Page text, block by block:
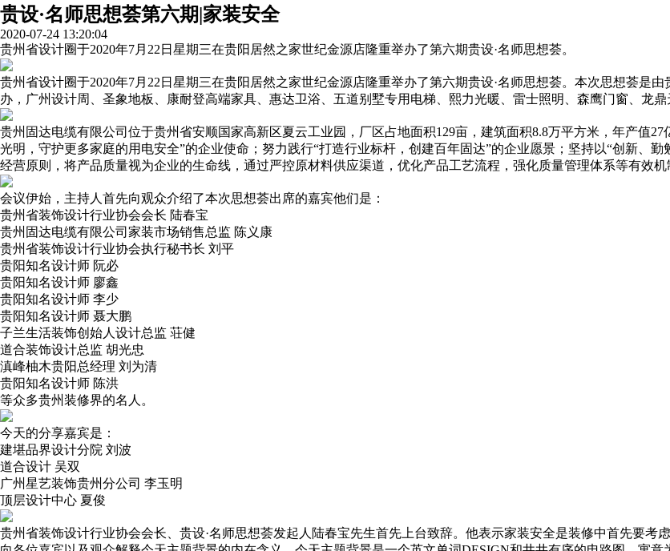
贵设·名师思想荟第六期|家装安全
2020-07-24 13:20:04
贵州省设计圈于2020年7月22日星期三在贵阳居然之家世纪金源店隆重举办了第六期贵设·名师思想荟。
贵州省设计圈于2020年7月22日星期三在贵阳居然之家世纪金源店隆重举办了第六期贵设·名师思想荟。本次思想荟是
办，广州设计周、圣象地板、康耐登高端家具、惠达卫浴、五道别墅专用电梯、熙力光暖、雷士照明、森鹰门窗、龙
贵州固达电缆有限公司位于贵州省安顺国家高新区夏云工业园，厂区占地面积129亩，建筑面积8.8万平方米，年产值
光明，守护更多家庭的用电安全”的企业使命；努力践行“打造行业标杆，创建百年固达”的企业愿景；坚持以“创新、
经营原则，将产品质量视为企业的生命线，通过严控原材料供应渠道，优化产品工艺流程，强化质量管理体系等有效
会议伊始，主持人首先向观众介绍了本次思想荟出席的嘉宾他们是：
贵州省装饰设计行业协会会长 陆春宝
贵州固达电缆有限公司家装市场销售总监 陈义康
贵州省装饰设计行业协会执行秘书长 刘平
贵阳知名设计师 阮必
贵阳知名设计师 廖鑫
贵阳知名设计师 李少
贵阳知名设计师 聂大鹏
子兰生活装饰创始人设计总监 荘健
道合装饰设计总监 胡光忠
滇峰柚木贵阳总经理 刘为清
贵阳知名设计师 陈洪
等众多贵州装修界的名人。
今天的分享嘉宾是：
建堪品界设计分院 刘波
道合设计 吴双
广州星艺装饰贵州分公司 李玉明
顶层设计中心 夏俊
贵州省装饰设计行业协会会长、贵设·名师思想荟发起人陆春宝先生首先上台致辞。他表示家装安全是装修中首先要